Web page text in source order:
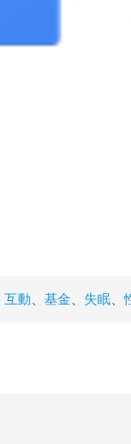
互動 基金 失眠 、